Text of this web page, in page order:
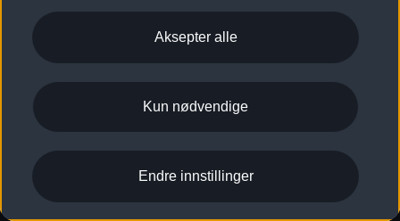
Bli sertifisert merkeverksted
Autoretur
Åpenhetsloven
Juridisk informasjon AUDI AG
Aksepter alle
Kun nødvendige
Endre innstillinger